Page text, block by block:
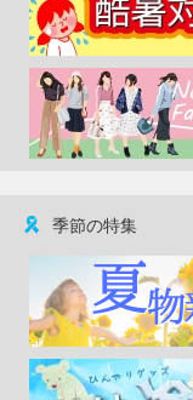
季節の特集